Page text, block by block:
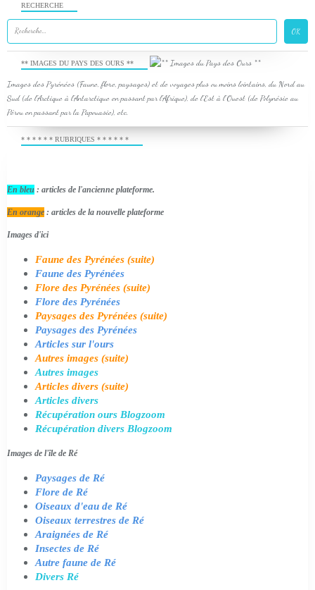
RECHERCHE
** IMAGES DU PAYS DES OURS **
Images des Pyrénées (Faune, flore, paysages) et de voyages plus ou moins lointains, du Nord au
Sud (de l'Arctique à l'Antarctique en passant par l'Afrique), de l'Est à l'Ouest (de Polynésie au
Pérou en passant par la Papouasie), etc.
* * * * * * RUBRIQUES * * * * * *
En bleu : articles de l'ancienne plateforme.
En orange : articles de la nouvelle plateforme
Images d'ici
Faune des Pyrénées (suite)
Faune des Pyrénées
Flore des Pyrénées (suite)
Flore des Pyrénées
Paysages des Pyrénées (suite)
Paysages des Pyrénées
Articles sur l'ours
Autres images (suite)
Autres images
Articles divers (suite)
Articles divers
Récupération ours Blogzoom
Récupération divers Blogzoom
Images de l'île de Ré
Paysages de Ré
Flore de Ré
Oiseaux d'eau de Ré
Oiseaux terrestres de Ré
Araignées de Ré
Insectes de Ré
Autre faune de Ré
Divers Ré